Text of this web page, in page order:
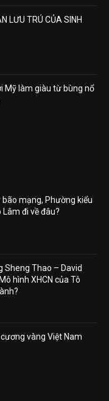
LƯU TRÚ CỦA SINH
Mỹ làm giàu từ bùng nổ
bão mạng, Phường kiểu
Lâm đi về đâu?
Sheng Thao – David
hình XHCN của Tô
vàng Việt Nam